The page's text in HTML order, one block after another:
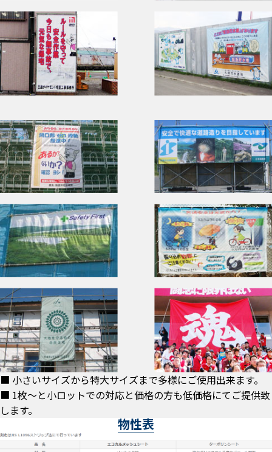
■ 小さいサイズから特大サイズまで多様にご使用出来ます。
■ 1枚～と小ロットでの対応と価格の方も低価格にてご提供致
します。
物性表